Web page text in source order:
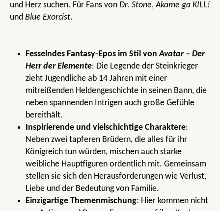
und Herz suchen. Für Fans von Dr. Stone,Akame ga KILL!
und Blue Exorcist.
Fesselndes Fantasy-Epos im Stil vonAvatar – Der
Herr der Elemente: Die Legende der Steinkrieger
zieht Jugendliche ab 14 Jahren mit einer
mitreißenden Heldengeschichte in seinen Bann, die
neben spannenden Intrigen auch große Gefühle
bereithält.
Inspirierende und vielschichtige Charaktere:
Neben zwei tapferen Brüdern, die alles für ihr
Königreich tun würden, mischen auch starke
weibliche Hauptfiguren ordentlich mit. Gemeinsam
stellen sie sich den Herausforderungen wie Verlust,
Liebe und der Bedeutung von Familie.
Einzigartige Themenmischung: Hier kommen nicht